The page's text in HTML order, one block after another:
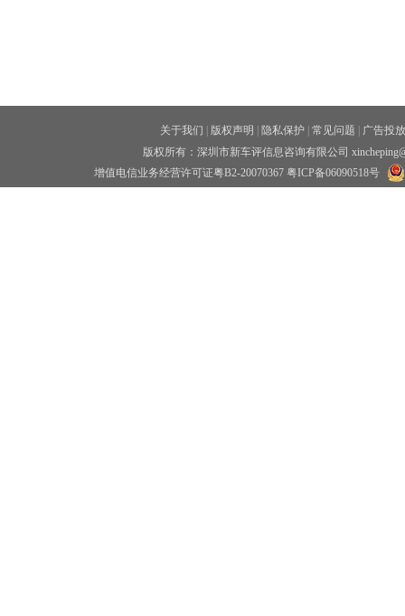
关于我们 | 版权声明 | 隐私保护 | 常见问题 | 广告投放
版权所有：深圳市新车评信息咨询有限公司
增值电信业务经营许可证粤B2-20070367 粤ICP备06090518号